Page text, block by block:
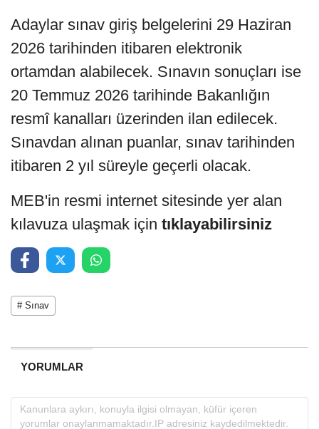
Adaylar sınav giriş belgelerini 29 Haziran
2026 tarihinden itibaren elektronik
ortamdan alabilecek. Sınavın sonuçları ise
20 Temmuz 2026 tarihinde Bakanlığın
resmî kanalları üzerinden ilan edilecek.
Sınavdan alınan puanlar, sınav tarihinden
itibaren 2 yıl süreyle geçerli olacak.
MEB'in resmi internet sitesinde yer alan
kılavuza ulaşmak için tıklayabilirsiniz
# Sınav
YORUMLAR